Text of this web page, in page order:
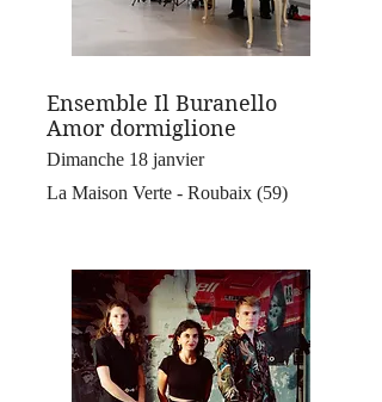
Ensemble Il Buranello
Amor dormiglione
Dimanche 18 janvier
La Maison Verte - Roubaix (59)